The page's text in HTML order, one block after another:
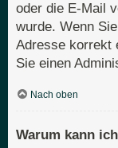
oder die E-Mail
wurde. Wenn
Adresse korrekt
Sie einen
Nach oben
Warum kann